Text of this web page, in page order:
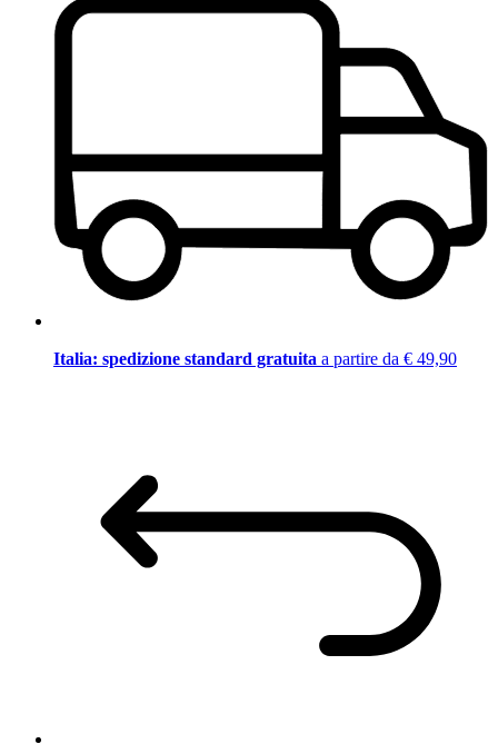
Italia: spedizione standard gratuita a partire da € 49,90